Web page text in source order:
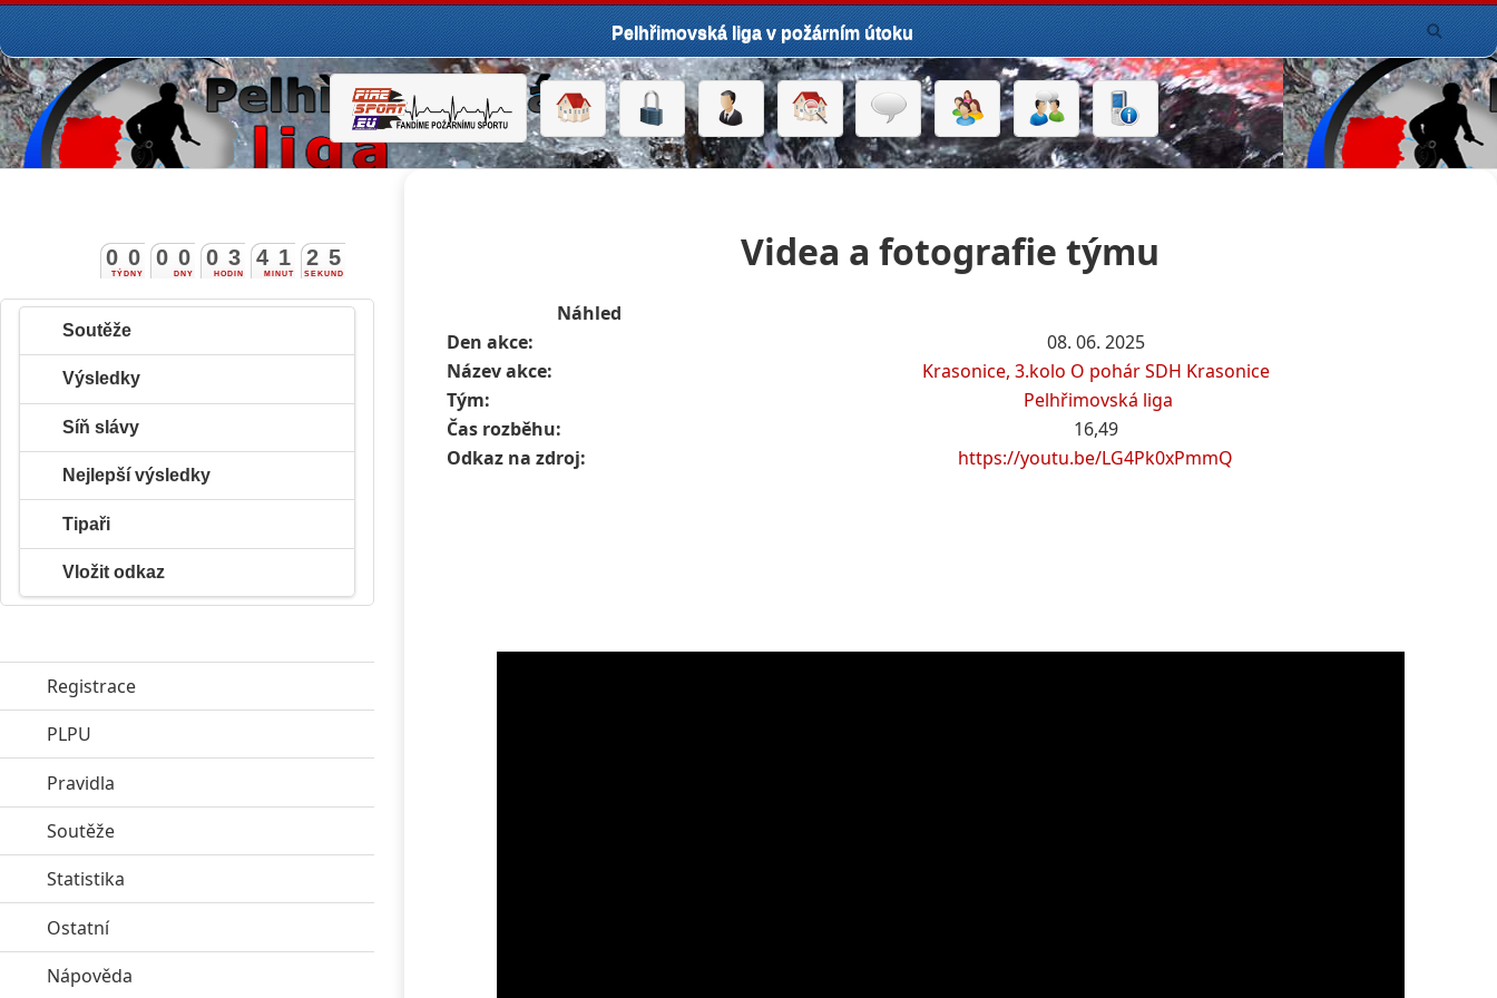
Pelhřimovská liga v požárním útoku
Videa a fotografie týmu
Náhled
Den akce:
08. 06. 2025
Název akce:
Krasonice, 3.kolo O pohár SDH Krasonice
Tým:
Pelhřimovská liga
Čas rozběhu:
16,49
Odkaz na zdroj:
https://youtu.be/LG4Pk0xPmmQ
TÝDNY
0 0
DNY
0 0
HODIN
0 3
MINUT
4 1
SEKUND
2 4
5
Soutěže
Výsledky
Síň slávy
Nejlepší výsledky
Tipaři
Vložit odkaz
Registrace
PLPU
Pravidla
Soutěže
Statistika
Ostatníclick to expand contents
Nápověda